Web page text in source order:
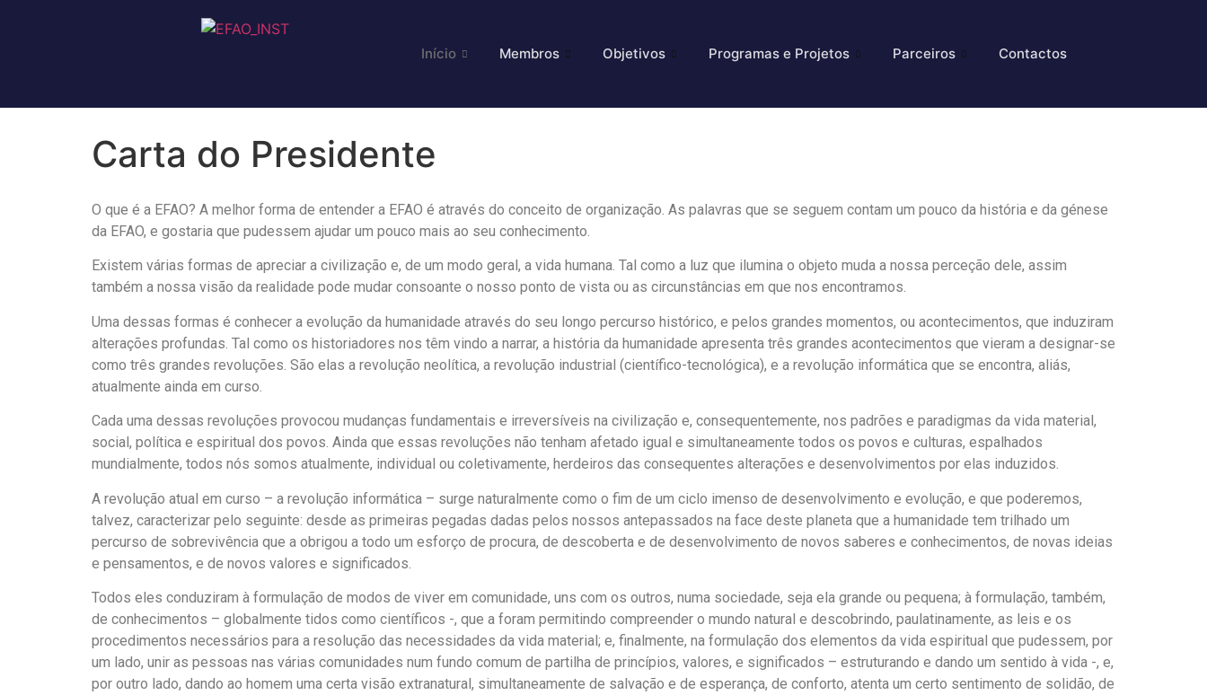
Início Membros Objetivos Programas e Projetos Parceiros Contactos
Carta do Presidente
O que é a EFAO? A melhor forma de entender a EFAO é através do conceito de organização. As palavras que se seguem contam um pouco da história e da génese
da EFAO, e gostaria que pudessem ajudar um pouco mais ao seu conhecimento.
Existem várias formas de apreciar a civilização e, de um modo geral, a vida humana. Tal como a luz que ilumina o objeto muda a nossa perceção dele, assim
também a nossa visão da realidade pode mudar consoante o nosso ponto de vista ou as circunstâncias em que nos encontramos.
Uma dessas formas é conhecer a evolução da humanidade através do seu longo percurso histórico, e pelos grandes momentos, ou acontecimentos, que induziram
alterações profundas. Tal como os historiadores nos têm vindo a narrar, a história da humanidade apresenta três grandes acontecimentos que vieram a designar-se
como três grandes revoluções. São elas a revolução neolítica, a revolução industrial (científico-tecnológica), e a revolução informática que se encontra, aliás,
atualmente ainda em curso.
Cada uma dessas revoluções provocou mudanças fundamentais e irreversíveis na civilização e, consequentemente, nos padrões e paradigmas da vida material,
social, política e espiritual dos povos. Ainda que essas revoluções não tenham afetado igual e simultaneamente todos os povos e culturas, espalhados
mundialmente, todos nós somos atualmente, individual ou coletivamente, herdeiros das consequentes alterações e desenvolvimentos por elas induzidos.
A revolução atual em curso – a revolução informática – surge naturalmente como o fim de um ciclo imenso de desenvolvimento e evolução, e que poderemos,
talvez, caracterizar pelo seguinte: desde as primeiras pegadas dadas pelos nossos antepassados na face deste planeta que a humanidade tem trilhado um
percurso de sobrevivência que a obrigou a todo um esforço de procura, de descoberta e de desenvolvimento de novos saberes e conhecimentos, de novas ideias
e pensamentos, e de novos valores e significados.
Todos eles conduziram à formulação de modos de viver em comunidade, uns com os outros, numa sociedade, seja ela grande ou pequena; à formulação, também,
de conhecimentos – globalmente tidos como científicos -, que a foram permitindo compreender o mundo natural e descobrindo, paulatinamente, as leis e os
procedimentos necessários para a resolução das necessidades da vida material; e, finalmente, na formulação dos elementos da vida espiritual que pudessem, por
um lado, unir as pessoas nas várias comunidades num fundo comum de partilha de princípios, valores, e significados – estruturando e dando um sentido à vida -, e,
por outro lado, dando ao homem uma certa visão extranatural, simultaneamente de salvação e de esperança, de conforto, atenta um certo sentimento de solidão, de